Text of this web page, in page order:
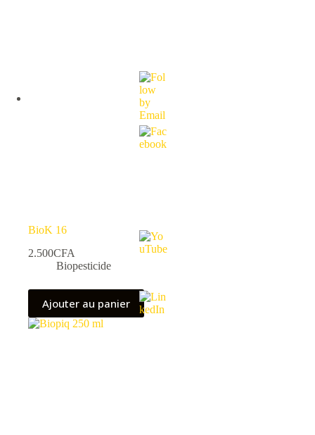
sur
la
page
du
produit
BioK 16
2.500CFA
Biopesticide
Ajouter au panier